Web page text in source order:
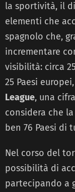
la sportività, il
elementi che
spagnolo che,
incrementare
visibilità: circa
25 Paesi
League, una
considera che
ben 76 Paesi di
Nel corso del
possibilità di
partecipando a